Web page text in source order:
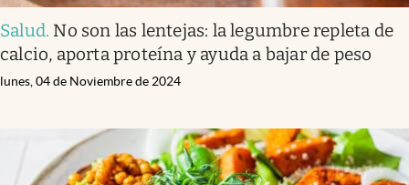
Salud. No son las lentejas: la legumbre repleta de
calcio, aporta proteína y ayuda a bajar de peso
lunes, 04 de Noviembre de 2024